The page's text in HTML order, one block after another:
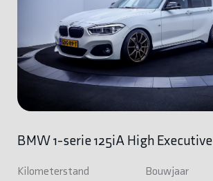
BMW 1-serie 125iA High Executive
Kilometerstand Bouwjaar